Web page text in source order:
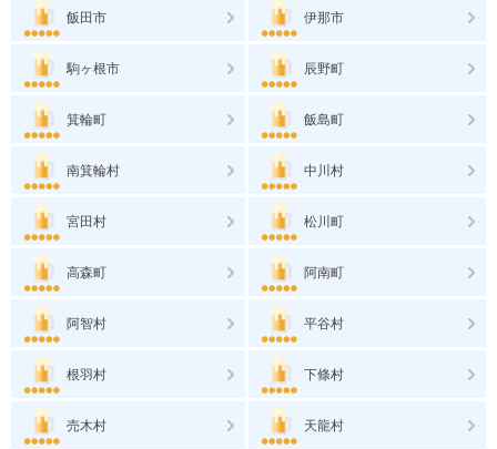
飯田市 伊那市
駒ヶ根市 辰野町
箕輪町 飯島町
南箕輪村 中川村
宮田村 松川町
高森町 阿南町
阿智村 平谷村
根羽村 下條村
売木村 天龍村